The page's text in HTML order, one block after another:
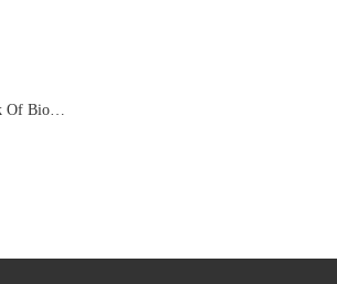
[eBook] A Handbook Of Biology And Chemistry Test Items For The Entrance Tests At Medical University Of Varna (Fourth Revised Edition)